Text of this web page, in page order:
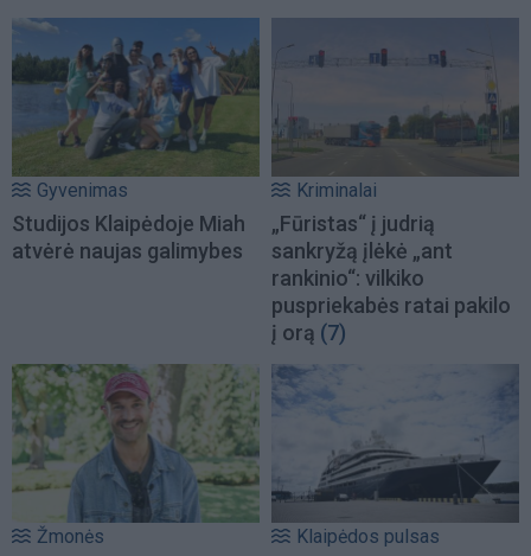
Gyvenimas
Studijos Klaipėdoje Miah
atvėrė naujas galimybes
Kriminalai
„Fūristas“ į judrią
sankryžą įlėkė „ant
rankinio“: vilkiko
puspriekabės ratai pakilo
į orą (7)
Žmonės Klaipėdos pulsas